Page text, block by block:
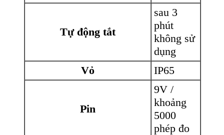
Tự động tắt
sau 3
phút
không sử
dụng
Vỏ
IP65
Pin
9V /
khoảng
5000
phép đo